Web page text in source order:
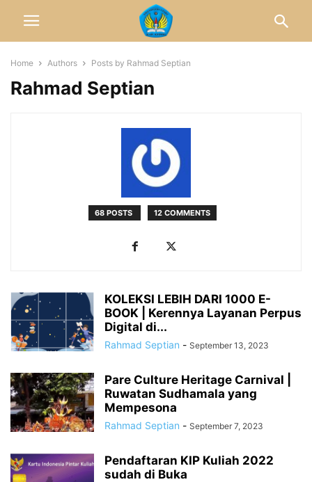
Home Authors Posts by Rahmad Septian
Rahmad Septian
68 POSTS 12 COMMENTS
KOLEKSI LEBIH DARI 1000 E-
BOOK | Kerennya Layanan Perpus
Digital di...
Rahmad Septian - September 13, 2023
Pare Culture Heritage Carnival |
Ruwatan Sudhamala yang
Mempesona
Rahmad Septian - September 7, 2023
Pendaftaran KIP Kuliah 2022
sudah di Buka